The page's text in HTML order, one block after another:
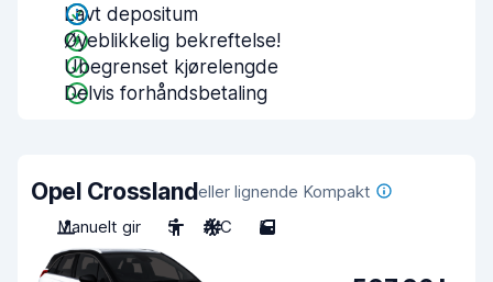
Lavt depositum
Øyeblikkelig bekreftelse!
Ubegrenset kjørelengde
Delvis forhåndsbetaling
Opel Crosslandeller lignende Kompakt
Manuelt gir
5 A/C 5